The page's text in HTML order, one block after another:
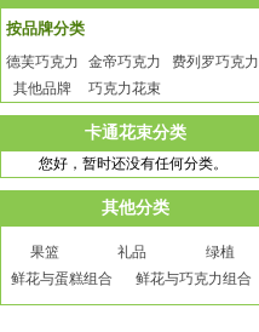
按品牌分类
德芙巧克力 金帝巧克力
费列罗巧克力
其他品牌
巧克力花束
卡通花束分类
您好，暂时还没有任何分类。
其他分类
果篮 礼品
绿植
鲜花与蛋糕组合
鲜花与巧克力组合